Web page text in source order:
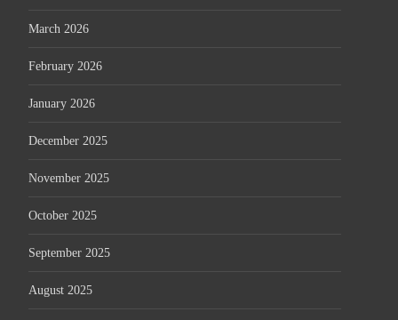
March 2026
February 2026
January 2026
December 2025
November 2025
October 2025
September 2025
August 2025